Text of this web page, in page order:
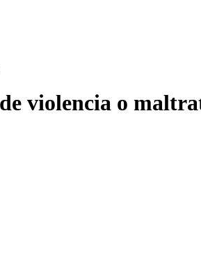
violencia o